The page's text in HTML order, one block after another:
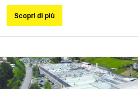
Scopri di più